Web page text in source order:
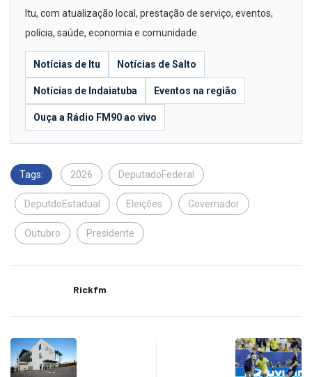
Itu, com atualização local, prestação de serviço, eventos,
polícia, saúde, economia e comunidade.
Notícias de Itu Notícias de Salto
Notícias de Indaiatuba Eventos na região
Ouça a Rádio FM90 ao vivo
Tags: 2026 DeputadoFederal
DeputdoEstadual Eleições Governador
Outubro Presidente
Rickfm